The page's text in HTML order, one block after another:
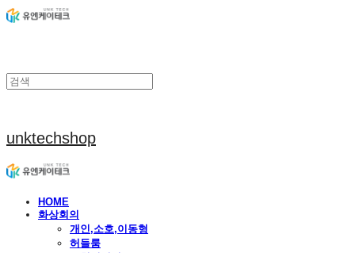
unktechshop
HOME
화상회의
개인,소호,이동형
허들룸